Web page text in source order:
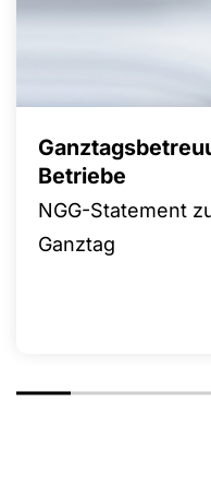
Betriebe
NGG-Statement
Ganztag